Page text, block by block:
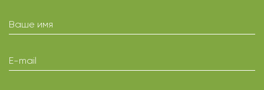
Ваше имя
E-mail